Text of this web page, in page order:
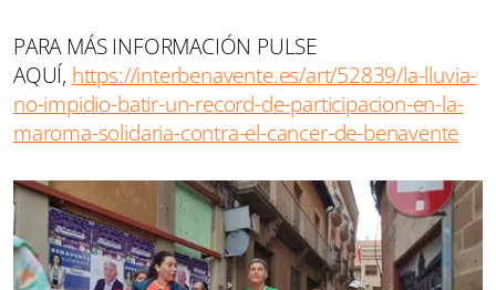
PARA MÁS INFORMACIÓN PULSE
AQUÍ, https://interbenavente.es/art/52839/la-lluvia-
no-impidio-batir-un-record-de-participacion-en-la-
maroma-solidaria-contra-el-cancer-de-benavente